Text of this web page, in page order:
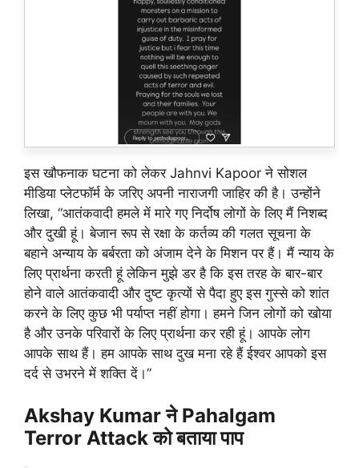
इस खौफनाक घटना को लेकर Jahnvi Kapoor ने सोशल
मीडिया प्लेटफॉर्म के जरिए अपनी नाराजगी जाहिर की है। उन्होंने
लिखा, “आतंकवादी हमले में मारे गए निर्दोष लोगों के लिए मैं निशब्द
और दुखी हूं। बेजान रूप से रक्षा के कर्तव्य की गलत सूचना के
बहाने अन्याय के बर्बरता को अंजाम देने के मिशन पर हैं। मैं न्याय के
लिए प्रार्थना करती हूं लेकिन मुझे डर है कि इस तरह के बार-बार
होने वाले आतंकवादी और दुष्ट कृत्यों से पैदा हुए इस गुस्से को शांत
करने के लिए कुछ भी पर्याप्त नहीं होगा। हमने जिन लोगों को खोया
है और उनके परिवारों के लिए प्रार्थना कर रही हूं। आपके लोग
आपके साथ हैं। हम आपके साथ दुख मना रहे हैं ईश्वर आपको इस
दर्द से उभरने में शक्ति दें।”
Akshay Kumar ने Pahalgam
Terror Attack को बताया पाप